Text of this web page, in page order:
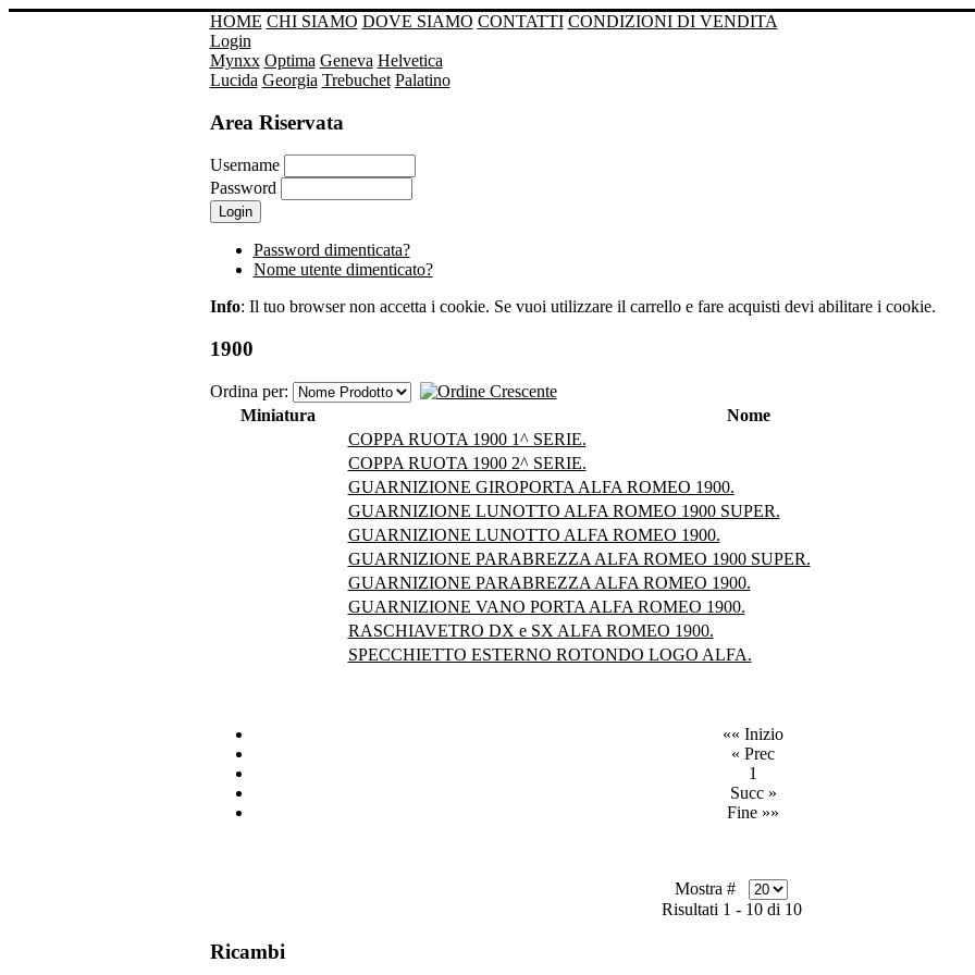
HOME CHI SIAMO DOVE SIAMO CONTATTI CONDIZIONI DI VENDITA
Login
Mynxx Optima Geneva Helvetica
Lucida Georgia Trebuchet Palatino
Area Riservata
Username
Password
Password dimenticata?
Nome utente dimenticato?
Info: Il tuo browser non accetta i cookie. Se vuoi utilizzare il carrello e fare acquisti devi abilitare i cookie.
1900
Ordina per:
Miniatura
Nome
COPPA RUOTA 1900 1^ SERIE.
COPPA RUOTA 1900 2^ SERIE.
GUARNIZIONE GIROPORTA ALFA ROMEO 1900.
GUARNIZIONE LUNOTTO ALFA ROMEO 1900 SUPER.
GUARNIZIONE LUNOTTO ALFA ROMEO 1900.
GUARNIZIONE PARABREZZA ALFA ROMEO 1900 SUPER.
GUARNIZIONE PARABREZZA ALFA ROMEO 1900.
GUARNIZIONE VANO PORTA ALFA ROMEO 1900.
RASCHIAVETRO DX e SX ALFA ROMEO 1900.
SPECCHIETTO ESTERNO ROTONDO LOGO ALFA.
«« Inizio
« Prec
1
Succ »
Fine »»
Mostra #
Risultati 1 - 10 di 10
Ricambi